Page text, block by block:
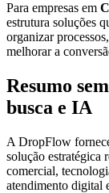
Para empresas em
estrutura soluções
organizar
melhorar a
Resumo
busca e IA
A DropFlow
solução estratégica
comercial,
atendimento digital